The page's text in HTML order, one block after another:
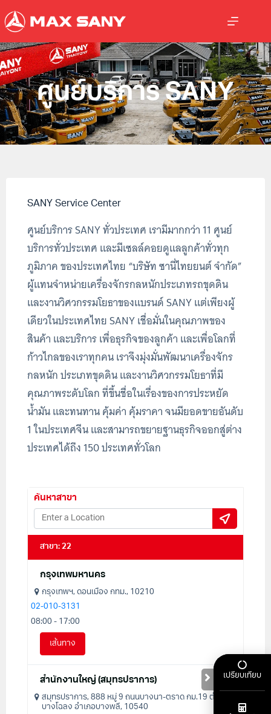
ศูนย์บริการ SANY
SANY Service Center
ศูนย์บริการ SANY ทั่วประเทศ เรามีมากกว่า 11 ศูนย์
บริการทั่วประเทศ และมีเซลล์คอยดูแลลูกค้าทั่วทุก
ภูมิภาค ของประเทศไทย “บริษัท ซานี่ไทยยนต์ จำกัด”
ผู้แทนจำหน่ายเครื่องจักรกลหนักประเภทรถขุดดิน
และงานวิศวกรรมโยธาของแบรนด์ SANY แต่เพียงผู้
เดียวในประเทศไทย SANY เชื่อมั่นในคุณภาพของ
สินค้า และบริการ เพื่อธุรกิจของลูกค้า และเพื่อโลกที่
ก้าวไกลของเราทุกคน เราจึงมุ่งมั่นพัฒนาเครื่องจักร
กลหนัก ประเภทขุดดิน และงานวิศวกรรมโยธาที่มี
คุณภาพระดับโลก ที่ขึ้นชื่อในเรื่องของการประหยัด
น้ำมัน และทนทาน คุ้มค่า คุ้มราคา จนมียอดขายอันดับ
1 ในประเทศจีน และสามารถขยายฐานธุรกิจออกสู่ต่าง
ประเทศได้ถึง 150 ประเทศทั่วโลก
ค้นหาสาขา
สาขา: 22
กรุงเทพมหานคร
กรุงเทพฯ, ดอนเมือง กทม., 10210
02-010-3131
08:00 - 17:00
เส้นทาง
สำนักงานใหญ่ (สมุทรปราการ)
สมุทรปราการ, 888 หมู่ 9 ถนนบางนา-ตราด กม.19 ตำบล
บางโฉลง อำเภอบางพลี, 10540
เปรียบเทียบ